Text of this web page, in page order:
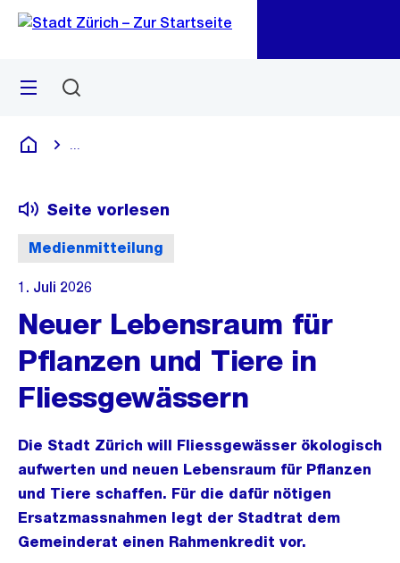
Navigation
Sprunglink
Menü
Deutsch
Medienmitteilung
Seite vorlesen
1. Juli 2026
Neuer Lebensraum für
Pflanzen und Tiere in
Fliessgewässern
Die Stadt Zürich will Fliessgewässer ökologisch
aufwerten und neuen Lebensraum für Pflanzen
und Tiere schaffen. Für die dafür nötigen
Ersatzmassnahmen legt der Stadtrat dem
Gemeinderat einen Rahmenkredit vor.